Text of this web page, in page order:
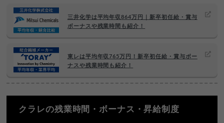
三井化学は平均年収864万円｜新卒初任給・賞与
ボーナスや残業時間も紹介！
東レは平均年収765万円！新卒初任給・賞与ボー
ナスや残業時間も紹介！
クラレの残業時間・ボーナス・昇給制度